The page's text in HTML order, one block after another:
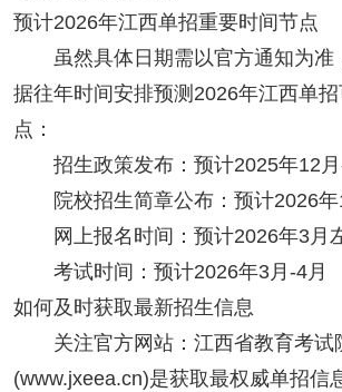
预计2026年江西单招重要时间节点
虽然具体日期需以官方通知为准
据往年时间安排预测2026年江西单
点：
招生政策发布：预计2025年12月
院校招生简章公布：预计2026年
网上报名时间：预计2026年3月
考试时间：预计2026年3月-4月
如何及时获取最新招生信息
关注官方网站：江西省教育考试
(www.jxeea.cn)是获取最权威单招信